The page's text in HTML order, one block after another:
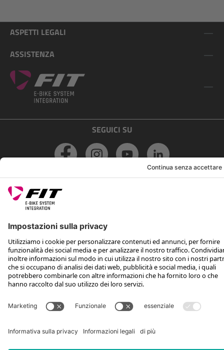
ASPETTI LEGALI
ASSISTENZA
SEGUICI SU
*Prezzo al dettaglio consigliato IVA inclusa più spese di spedizione e TSA